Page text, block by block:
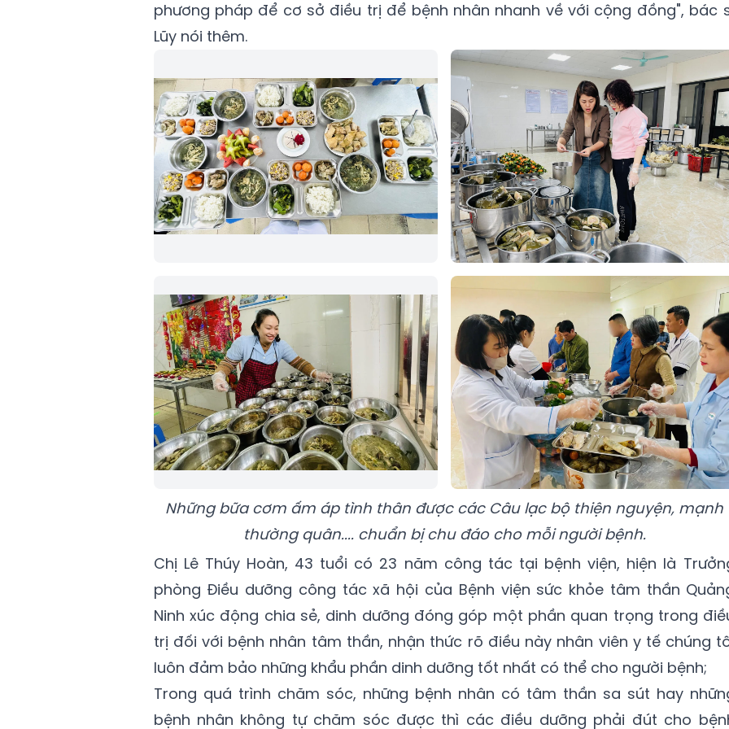
phương pháp để cơ sở điều trị để bệnh nhân nhanh về với cộng đồng", bác
Lũy nói thêm.
Những bữa cơm ấm áp tình thân được các Câu lạc bộ thiện nguyện, mạnh
thường quân.... chuẩn bị chu đáo cho mỗi người bệnh.
Chị Lê Thúy Hoàn, 43 tuổi có 23 năm công tác tại bệnh viện, hiện là
phòng Điều dưỡng công tác xã hội của Bệnh viện sức khỏe tâm thần
Ninh xúc động chia sẻ, dinh dưỡng đóng góp một phần quan trọng trong
trị đối với bệnh nhân tâm thần, nhận thức rõ điều này nhân viên y tế chúng
luôn đảm bảo những khẩu phần dinh dưỡng tốt nhất có thể cho người bệnh;
Trong quá trình chăm sóc, những bệnh nhân có tâm thần sa sút hay
bệnh nhân không tự chăm sóc được thì các điều dưỡng phải đút cho